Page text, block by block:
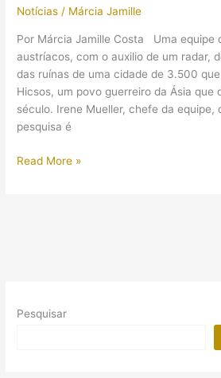
Notícias / Márcia Jamille
Por Márcia Jamille Costa Uma equipe
austríacos, com o auxilio de um radar,
das ruínas de uma cidade de 3.500
Hicsos, um povo guerreiro da Ásia que
século. Irene Mueller, chefe da equipe,
pesquisa é
Radar
Read More »
Pesquisar